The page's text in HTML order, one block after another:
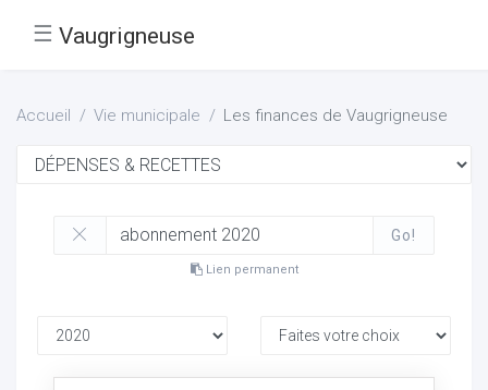
☰ Vaugrigneuse
Accueil Vie municipale Les finances de Vaugrigneuse
Go!
Lien permanent